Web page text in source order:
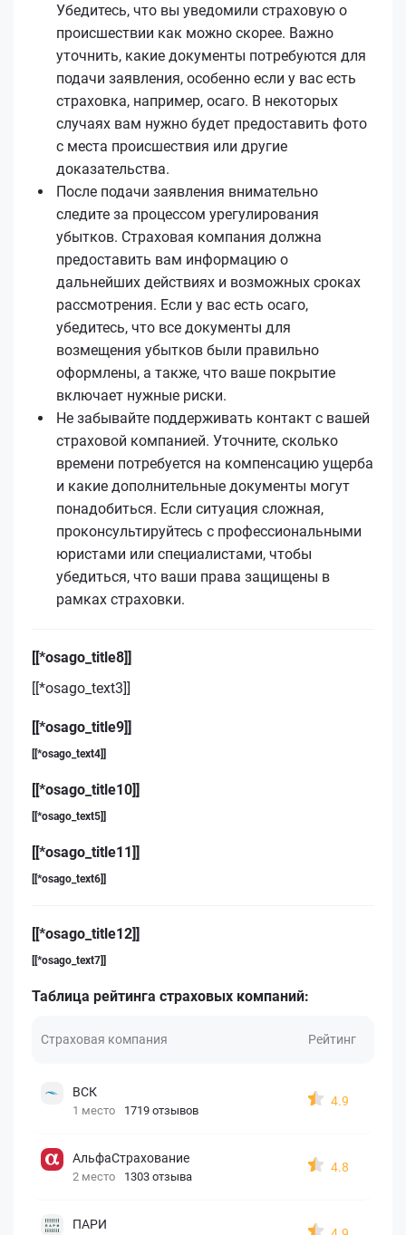
Убедитесь, что вы уведомили страховую о
происшествии как можно скорее. Важно
уточнить, какие документы потребуются для
подачи заявления, особенно если у вас есть
страховка, например, осаго. В некоторых
случаях вам нужно будет предоставить фото
с места происшествия или другие
доказательства.
После подачи заявления внимательно
следите за процессом урегулирования
убытков. Страховая компания должна
предоставить вам информацию о
дальнейших действиях и возможных сроках
рассмотрения. Если у вас есть осаго,
убедитесь, что все документы для
возмещения убытков были правильно
оформлены, а также, что ваше покрытие
включает нужные риски.
Не забывайте поддерживать контакт с вашей
страховой компанией. Уточните, сколько
времени потребуется на компенсацию ущерба
и какие дополнительные документы могут
понадобиться. Если ситуация сложная,
проконсультируйтесь с профессиональными
юристами или специалистами, чтобы
убедиться, что ваши права защищены в
рамках страховки.
[[*osago_title8]]
[[*osago_text3]]
[[*osago_title9]]
[[*osago_text4]]
[[*osago_title10]]
[[*osago_text5]]
[[*osago_title11]]
[[*osago_text6]]
[[*osago_title12]]
[[*osago_text7]]
Таблица рейтинга страховых компаний:
Страховая компания Рейтинг
ВСК
1 место 1719 отзывов
4.9
АльфаСтрахование
2 место 1303 отзыва
4.8
ПАРИ